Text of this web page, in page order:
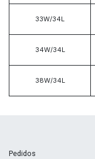
33W/34L
34W/34L
38W/34L
Pedidos